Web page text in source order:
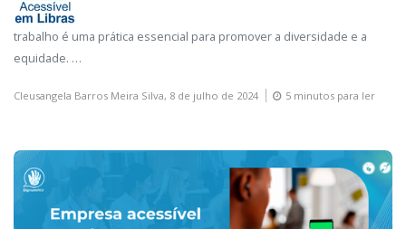
trabalho é uma prática essencial para promover a diversidade e a
equidade. …
Cleusangela Barros Meira Silva, 8 de julho de 2024 5 minutos para ler